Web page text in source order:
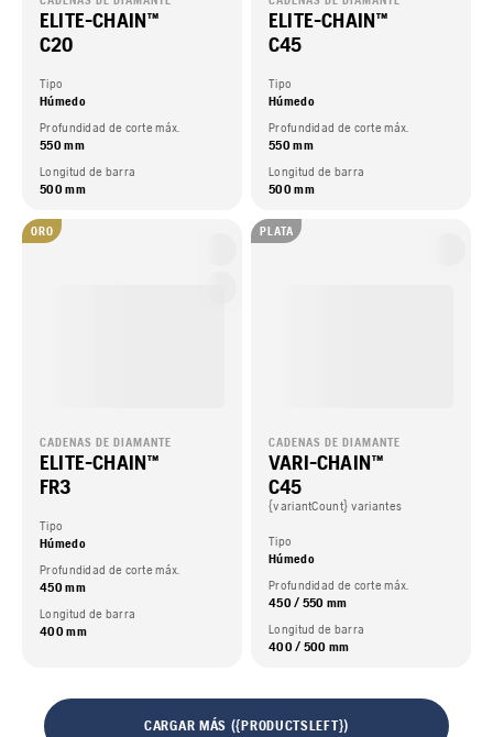
ELITE-CHAIN™
C20
Tipo
Húmedo
Profundidad de corte máx.
550 mm
Longitud de barra
500 mm
ELITE-CHAIN™
C45
Tipo
Húmedo
Profundidad de corte máx.
550 mm
Longitud de barra
500 mm
ORO
CADENAS DE DIAMANTE
ELITE-CHAIN™
FR3
Tipo
Húmedo
Profundidad de corte máx.
450 mm
Longitud de barra
400 mm
PLATA
CADENAS DE DIAMANTE
VARI-CHAIN™
C45
{variantCount} variantes
Tipo
Húmedo
Profundidad de corte máx.
450 / 550 mm
Longitud de barra
400 / 500 mm
CARGAR MÁS ({PRODUCTSLEFT})